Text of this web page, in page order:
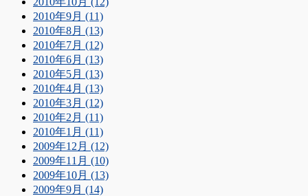
2010年9月 (11)
2010年8月 (13)
2010年7月 (12)
2010年6月 (13)
2010年5月 (13)
2010年4月 (13)
2010年3月 (12)
2010年2月 (11)
2010年1月 (11)
2009年12月 (12)
2009年11月 (10)
2009年10月 (13)
2009年9月 (14)